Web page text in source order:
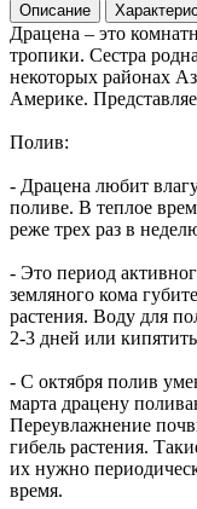
Описание
Драцена – это
тропики. Сестра
некоторых районах
Америке.
Полив:
- Драцена любит
поливе. В теплое
реже трех раз в
- Это период
земляного кома
растения. Воду для
2-3 дней или
- С октября полив
марта драцену
Переувлажнение
гибель растения.
их нужно
время.